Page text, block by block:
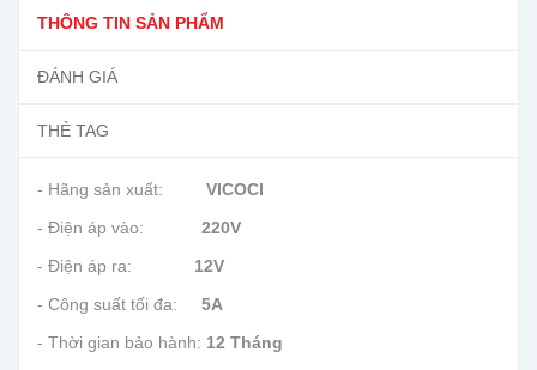
THÔNG TIN SẢN PHẨM
ĐÁNH GIÁ
THẺ TAG
- Hãng sản xuất: VICOCI
- Điện áp vào: 220V
- Điện áp ra:
12V
- Công suất tối đa: 5A
- Thời gian bảo hành: 12 Tháng